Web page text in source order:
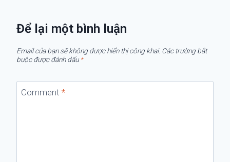
Để lại một bình luận
Email của bạn sẽ không được hiển thị công khai. Các trường bắt
buộc được đánh dấu *
Comment *